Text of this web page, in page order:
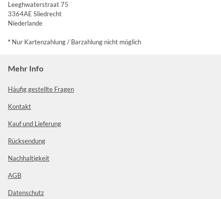
Leeghwaterstraat 75
3364AE Sliedrecht
Niederlande
* Nur Kartenzahlung / Barzahlung nicht möglich
Mehr Info
Häufig gestellte Fragen
Kontakt
Kauf und Lieferung
Rücksendung
Nachhaltigkeit
AGB
Datenschutz